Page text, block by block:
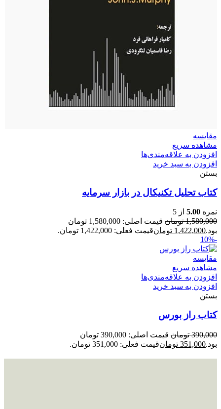
مقایسه
مشاهده سریع
افزودن به علاقه‌مندی‌ها
افزودن به سبد خرید
بستن
کتاب تحلیل تکنیکال در بازار سرمایه
نمره 5.00 از 5
1,580,000 تومان
قیمت اصلی: 1,580,000 تومان
بود.1,422,000 تومانقیمت فعلی: 1,422,000 تومان.
-10%
مقایسه
مشاهده سریع
افزودن به علاقه‌مندی‌ها
افزودن به سبد خرید
بستن
کتاب راز بورس
390,000 تومان
قیمت اصلی: 390,000 تومان
بود.351,000 تومانقیمت فعلی: 351,000 تومان.